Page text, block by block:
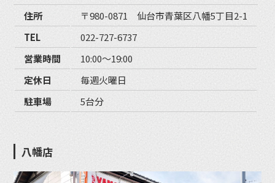
住所
〒980-0871 仙台市青葉区八幡5丁目2-1
TEL
022-727-6737
営業時間
10:00〜19:00
定休日
毎週火曜日
駐車場
5台分
八幡店